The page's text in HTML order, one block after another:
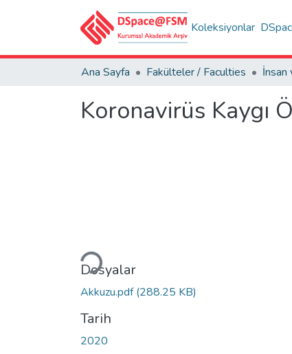
Koleksiyonlar
Ana Sayfa Fakülteler / Faculties
Koronavirüs Kaygı
Yükleniyor...
Dosyalar
Akkuzu.pdf(288.25 KB)
Tarih
2020